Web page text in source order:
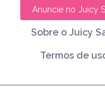
Anuncie no Juicy
Sobre o Juicy
Termos de